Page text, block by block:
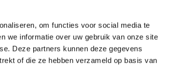
om functies voor social media te
we informatie over uw gebruik van onze site
Deze partners kunnen deze gegevens
of die ze hebben verzameld op basis van
a
d